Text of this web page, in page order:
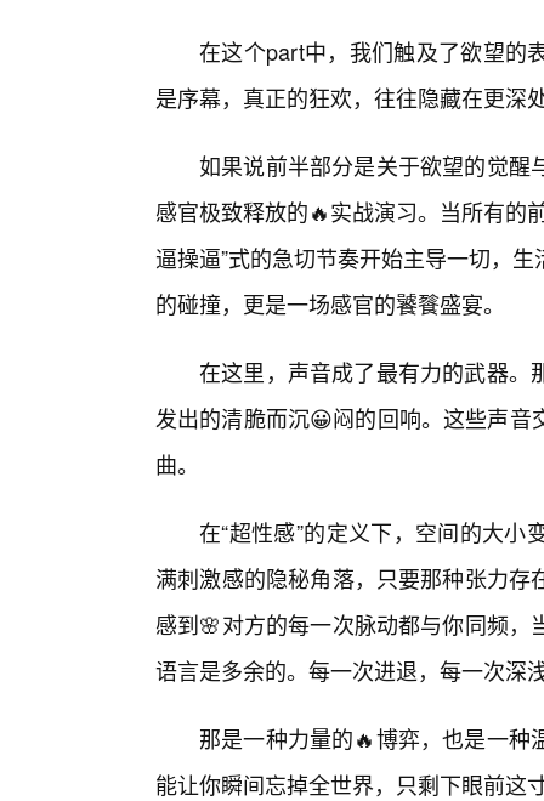
在这个part中，我们触及了欲望的
是序幕，真正的狂欢，往往隐藏在更深
如果说前半部分是关于欲望的觉醒
感官极致释放的🔥实战演习。当所有的
逼操逼”式的急切节奏开始主导一切，
的碰撞，更是一场感官的饕餮盛宴。
在这里，声音成了最有力的武器。
发出的清脆而沉😀闷的回响。这些声
曲。
在“超性感”的定义下，空间的大
满刺激感的隐秘角落，只要那种张力
感到🌸对方的每一次脉动都与你同频
语言是多余的。每一次进退，每一次深
那是一种力量的🔥博弈，也是一
能让你瞬间忘掉全世界，只剩下眼前这